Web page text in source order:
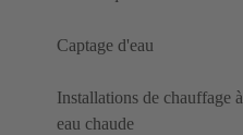
Captage d'eau
Installations de chauffage à
eau chaude